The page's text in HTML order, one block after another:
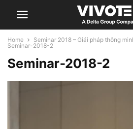
Home
Seminar 2018 – Giải pháp thông
Seminar-2018-2
Seminar-2018-2